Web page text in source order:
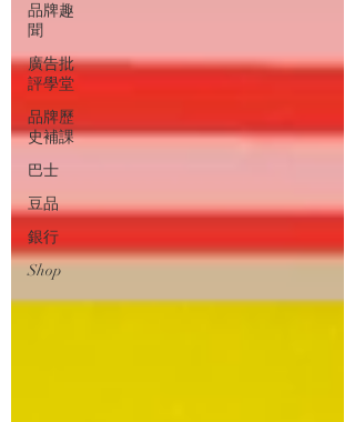
品牌趣
聞
廣告批
評學堂
品牌歷
史補課
巴士
豆品
銀行
Shop